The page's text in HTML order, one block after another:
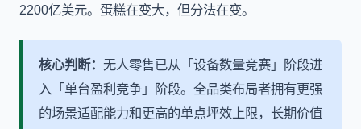
2200亿美元。蛋糕在变大，但分法在变。
核心判断： 无人零售已从「设备数量竞赛」阶段进
入「单台盈利竞争」阶段。全品类布局者拥有更强
的场景适配能力和更高的单点坪效上限，长期价值